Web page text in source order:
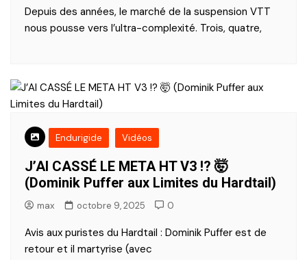
Depuis des années, le marché de la suspension VTT
nous pousse vers l’ultra-complexité. Trois, quatre,
Endurigide Vidéos
J’AI CASSÉ LE META HT V3 !? 🤯
(Dominik Puffer aux Limites du Hardtail)
max octobre 9, 2025 0
Avis aux puristes du Hardtail : Dominik Puffer est de
retour et il martyrise (avec